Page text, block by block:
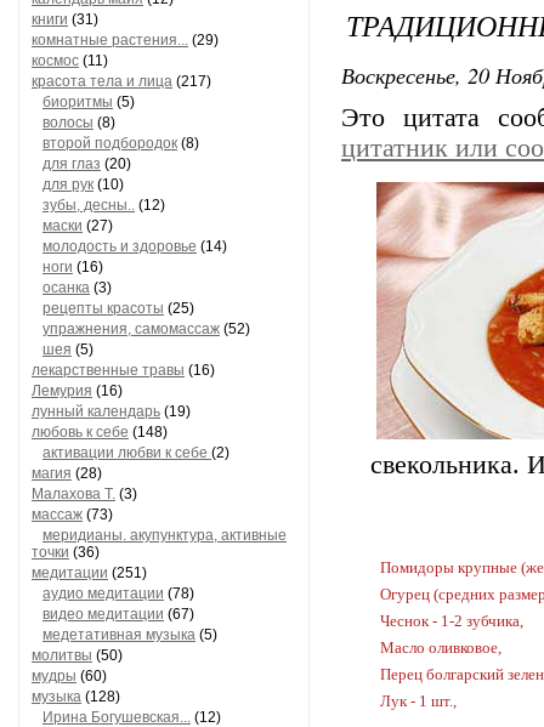
книги (31)
комнатные растения... (29)
космос (11)
красота тела и лица (217)
биоритмы (5)
волосы (8)
второй подбородок (8)
для глаз (20)
для рук (10)
зубы, десны.. (12)
маски (27)
молодость и здоровье (14)
ноги (16)
осанка (3)
рецепты красоты (25)
упражнения, самомассаж (52)
шея (5)
лекарственные травы (16)
Лемурия (16)
лунный календарь (19)
любовь к себе (148)
активации любви к себе (2)
магия (28)
Малахова Т. (3)
массаж (73)
меридианы. акупунктура, активные
точки (36)
медитации (251)
аудио медитации (78)
видео медитации (67)
медетативная музыка (5)
молитвы (50)
мудры (60)
музыка (128)
Ирина Богушевская... (12)
Воскресенье, 20
Это цитата
цитатник или
свекольника.
Помидоры крупные
Огурец (средних
Чеснок - 1-2 зубчика,
Масло оливковое,
Перец болгарский
Лук - 1 шт.,